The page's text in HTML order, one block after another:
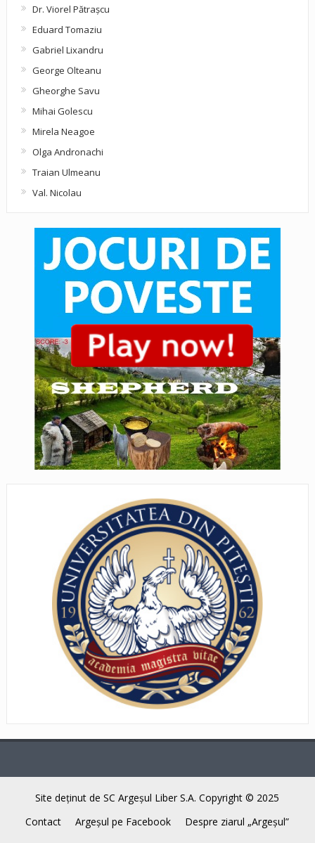
Dr. Viorel Pătraşcu
Eduard Tomaziu
Gabriel Lixandru
George Olteanu
Gheorghe Savu
Mihai Golescu
Mirela Neagoe
Olga Andronachi
Traian Ulmeanu
Val. Nicolau
Site deţinut de SC Argeşul Liber S.A. Copyright © 2025
Contact
Argeşul pe Facebook Despre ziarul „Argeşul”